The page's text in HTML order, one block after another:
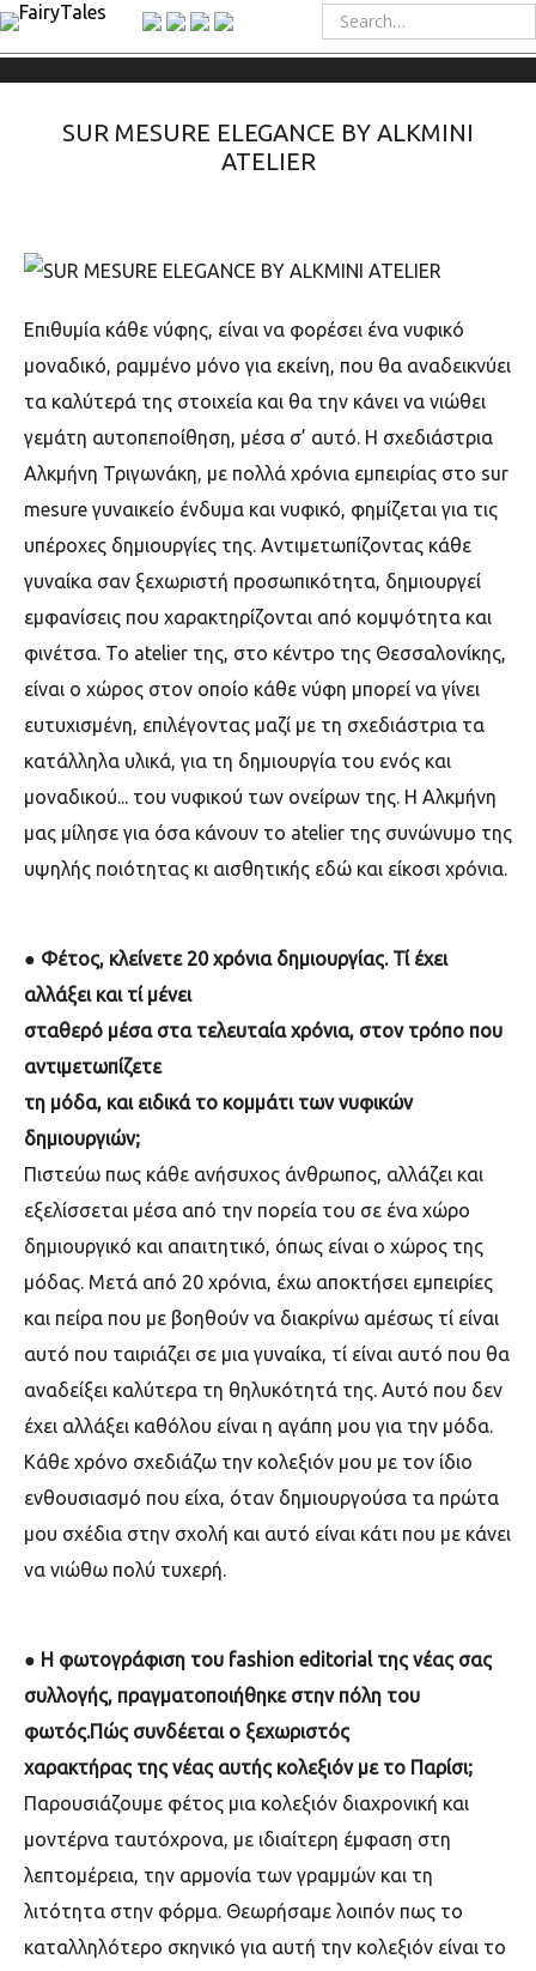
SUR MESURE ELEGANCE BY ALKMINI
ATELIER
Επιθυμία κάθε νύφης, είναι να φορέσει ένα νυφικό
μοναδικό, ραμμένο μόνο για εκείνη, που θα αναδεικνύει
τα καλύτερά της στοιχεία και θα την κάνει να νιώθει
γεμάτη αυτοπεποίθηση, μέσα σ’ αυτό. Η σχεδιάστρια
Αλκμήνη Τριγωνάκη, με πολλά χρόνια εμπειρίας στο sur
mesure γυναικείο ένδυμα και νυφικό, φημίζεται για τις
υπέροχες δημιουργίες της. Αντιμετωπίζοντας κάθε
γυναίκα σαν ξεχωριστή προσωπικότητα, δημιουργεί
εμφανίσεις που χαρακτηρίζονται από κομψότητα και
φινέτσα. Το atelier της, στο κέντρο της Θεσσαλονίκης,
είναι ο χώρος στον οποίο κάθε νύφη μπορεί να γίνει
ευτυχισμένη, επιλέγοντας μαζί με τη σχεδιάστρια τα
κατάλληλα υλικά, για τη δημιουργία του ενός και
μοναδικού... του νυφικού των ονείρων της. H Αλκμήνη
μας μίλησε για όσα κάνουν το atelier της συνώνυμο της
υψηλής ποιότητας κι αισθητικής εδώ και είκοσι χρόνια.
● Φέτος, κλείνετε 20 χρόνια δημιουργίας. Τί έχει
αλλάξει και τί μένει
σταθερό μέσα στα τελευταία χρόνια, στον τρόπο που
αντιμετωπίζετε
τη μόδα, και ειδικά το κομμάτι των νυφικών
δημιουργιών;
Πιστεύω πως κάθε ανήσυχος άνθρωπος, αλλάζει και
εξελίσσεται μέσα από την πορεία του σε ένα χώρο
δημιουργικό και απαιτητικό, όπως είναι ο χώρος της
μόδας. Μετά από 20 χρόνια, έχω αποκτήσει εμπειρίες
και πείρα που με βοηθούν να διακρίνω αμέσως τί είναι
αυτό που ταιριάζει σε μια γυναίκα, τί είναι αυτό που θα
αναδείξει καλύτερα τη θηλυκότητά της. Αυτό που δεν
έχει αλλάξει καθόλου είναι η αγάπη μου για την μόδα.
Κάθε χρόνο σχεδιάζω την κολεξιόν μου με τον ίδιο
ενθουσιασμό που είχα, όταν δημιουργούσα τα πρώτα
μου σχέδια στην σχολή και αυτό είναι κάτι που με κάνει
να νιώθω πολύ τυχερή.
● Η φωτογράφιση του fashion editorial της νέας σας
συλλογής, πραγματοποιήθηκε στην πόλη του
φωτός.Πώς συνδέεται ο ξεχωριστός
χαρακτήρας της νέας αυτής κολεξιόν με το Παρίσι;
Παρουσιάζουμε φέτος μια κολεξιόν διαχρονική και
μοντέρνα ταυτόχρονα, με ιδιαίτερη έμφαση στη
λεπτομέρεια, την αρμονία των γραμμών και τη
λιτότητα στην φόρμα. Θεωρήσαμε λοιπόν πως το
καταλληλότερο σκηνικό για αυτή την κολεξιόν είναι το